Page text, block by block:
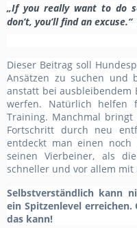
„If you really want to do
don’t, you’ll find an excuse.“
Dieser Beitrag soll
Ansätzen zu suchen und
anstatt bei ausbleibendem
werfen. Natürlich helfen
Training. Manchmal
Fortschritt durch neu
entdeckt man einen noch
seinen Vierbeiner, als
schneller und vor allem mit
Selbstverständlich kann
ein Spitzenlevel erreichen.
das kann!